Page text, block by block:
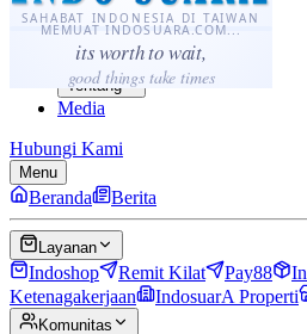
SAHABAT INDONESIA DI TAIWAN
MEMUAT INDOSUARA.COM...
its worth to wait,
good things take times
Layanan
Komunitas
Panduan
Tentang
Media
Hubungi Kami
Menu
Beranda Berita
Layanan
Indoshop Remit Kilat Pay88
Ketenagakerjaan
IndosuarA Properti
Komunitas